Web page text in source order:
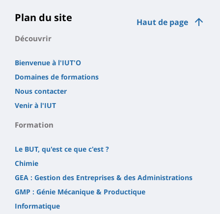
Haut de page
Plan du site
Découvrir
Bienvenue à l'IUT'O
Domaines de formations
Nous contacter
Venir à l'IUT
Formation
Le BUT, qu'est ce que c'est ?
Chimie
GEA : Gestion des Entreprises & des Administrations
GMP : Génie Mécanique & Productique
Informatique